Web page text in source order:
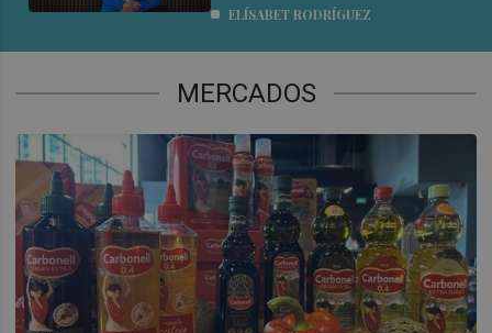
ELÍSABET RODRÍGUEZ
MERCADOS